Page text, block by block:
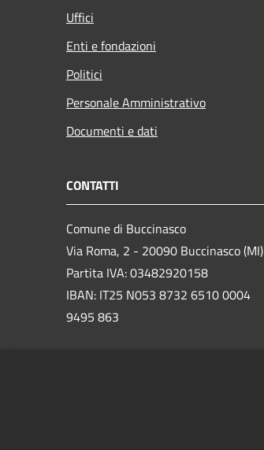
Uffici
Enti e fondazioni
Politici
Personale Amministrativo
Documenti e dati
CONTATTI
Comune di Buccinasco
Via Roma, 2 - 20090 Buccinasco (MI)
Partita IVA: 03482920158
IBAN: IT25 N053 8732 6510 0004
9495 863